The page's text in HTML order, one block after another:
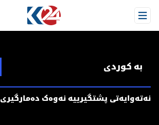
Open Menu
بە کوردی
نەتەوایەتی پشتگیرییە نەوەک دەمارگیری